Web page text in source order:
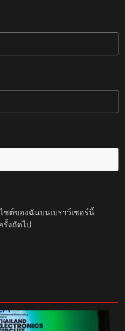
ซต์ของฉันบนเบราว์เซอร์นี้
รั้งถัดไป